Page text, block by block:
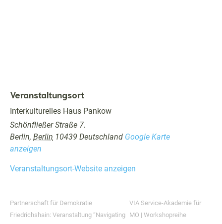
Veranstaltungsort
Interkul­turelles Haus Pankow
Schön­fließer Straße 7.
Berlin, Berlin 10439 Deutsch­land Google Karte
anzeigen
Ver­anstal­tung­sort-Web­site anzeigen
Part­ner­schaft für Demokratie
Friedrichshain: Ver­anstal­tung “Nav­i­gat­ing
VIA Ser­vice-Akademie für
MO | Work­shoprei­he